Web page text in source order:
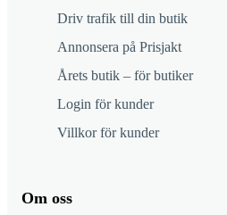
Driv trafik till din butik
Annonsera på Prisjakt
Årets butik – för butiker
Login för kunder
Villkor för kunder
Om oss